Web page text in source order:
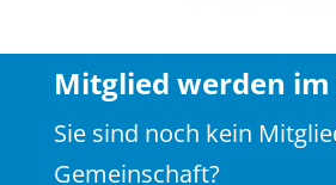
Mitglied werden im
Sie sind noch kein
Gemeinschaft?